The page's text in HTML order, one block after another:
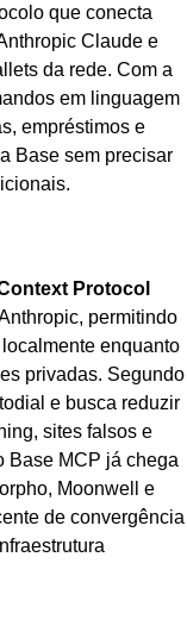
que conecta
Claude e
da rede. Com a
em linguagem
empréstimos e
Base sem precisar
Protocol
permitindo
enquanto
privadas. Segundo
e busca reduzir
sites falsos e
Base MCP já chega
Moonwell e
de convergência